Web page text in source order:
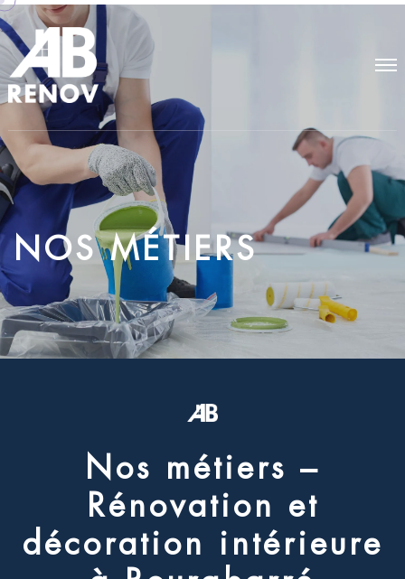
NOS MÉTIERS
Nos métiers –
Rénovation et
d écoration intérieure